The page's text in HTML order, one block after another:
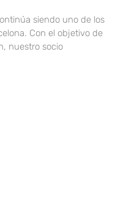
siendo uno de los
Con el objetivo de
nuestro socio